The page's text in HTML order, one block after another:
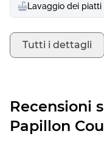
Lavaggio dei
Tutti i dettagli
Recensioni
Papillon